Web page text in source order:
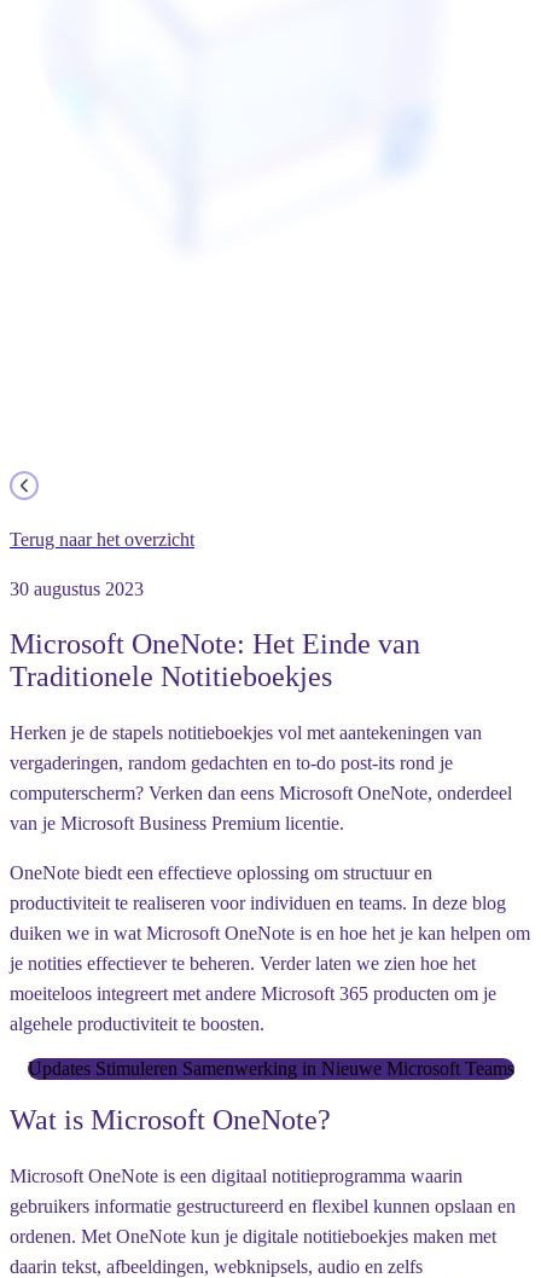
Terug naar het overzicht
30 augustus 2023
Microsoft OneNote: Het Einde van
Traditionele Notitieboekjes
Herken je de stapels notitieboekjes vol met aantekeningen van
vergaderingen, random gedachten en to-do post-its rond je
computerscherm? Verken dan eens Microsoft OneNote, onderdeel
van je Microsoft Business Premium licentie.
OneNote biedt een effectieve oplossing om structuur en
productiviteit te realiseren voor individuen en teams. In deze blog
duiken we in wat Microsoft OneNote is en hoe het je kan helpen om
je notities effectiever te beheren. Verder laten we zien hoe het
moeiteloos integreert met andere Microsoft 365 producten om je
algehele productiviteit te boosten.
Updates Stimuleren Samenwerking in Nieuwe Microsoft Teams
Wat is Microsoft OneNote?
Microsoft OneNote is een digitaal notitieprogramma waarin
gebruikers informatie gestructureerd en flexibel kunnen opslaan en
ordenen. Met OneNote kun je digitale notitieboekjes maken met
daarin tekst, afbeeldingen, webknipsels, audio en zelfs